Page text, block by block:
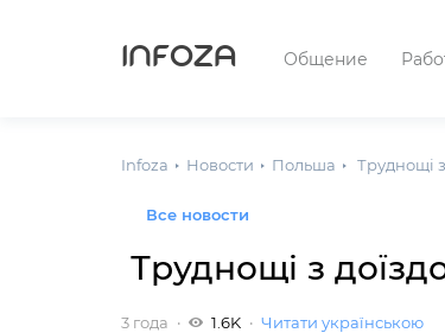
INFOZA Общение
Infoza Новости Польша Труднощі
Все новости
Труднощі з
3 года 1.6K Читати українською